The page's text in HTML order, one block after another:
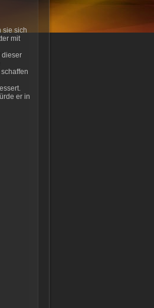
sie sich
mit
dieser
er in